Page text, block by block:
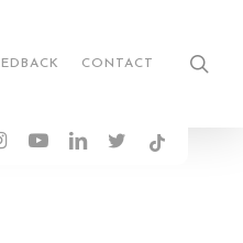
CONTACT
YOUTUBELINKEDINTWITTERTIKTOK